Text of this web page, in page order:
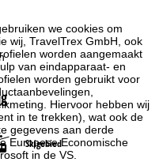
we cookies om
wij, TravelTrex GmbH, ook
worden aangemaakt
van eindapparaat- en
worden gebruikt voor
Hiervoor hebben wij
in te trekken), wat ook de
gegevens aan derde
Europese Economische
in de VS.
Skigebied